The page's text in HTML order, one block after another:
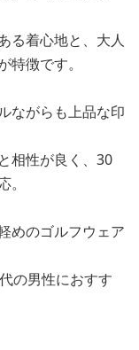
る着心地と、大人
徴です。
ながらも上品な印
相性が良く、30
めのゴルフウェア
の男性におすす